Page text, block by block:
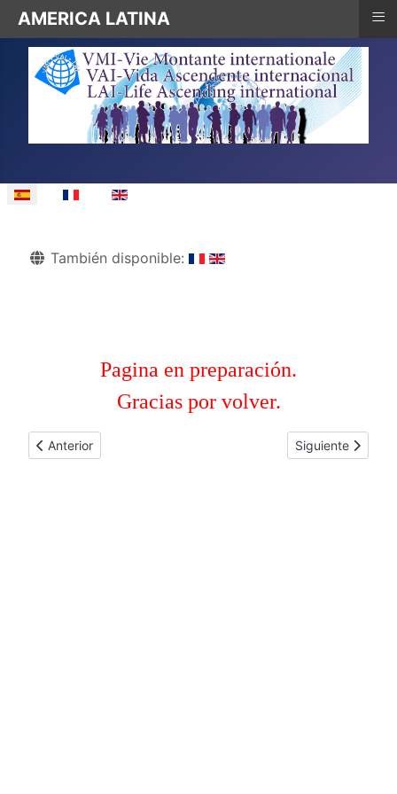
Seleccione su idioma
Detalles
También disponible:
Pagina en preparación.
Gracias por volver.
Artículo anterior: COORDINACIÓN ASIA
Anterior Artículo
Siguiente
AMERICA LATINA ≡